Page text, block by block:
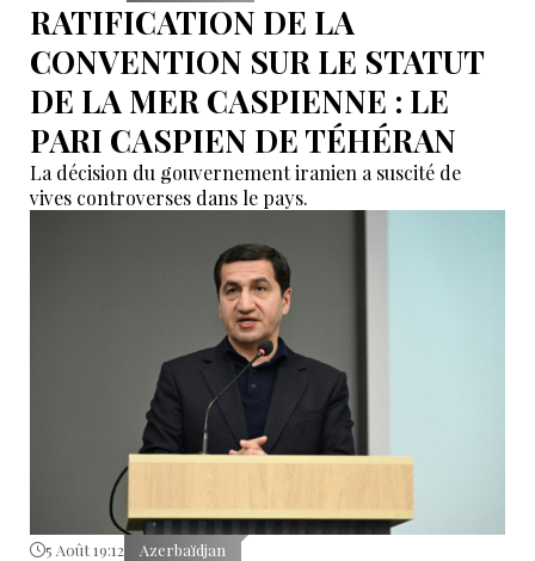
RATIFICATION DE LA
CONVENTION SUR LE STATUT
DE LA MER CASPIENNE : LE
PARI CASPIEN DE TÉHÉRAN
La décision du gouvernement iranien a suscité de
vives controverses dans le pays.
5 Août 19:12 Azerbaïdjan